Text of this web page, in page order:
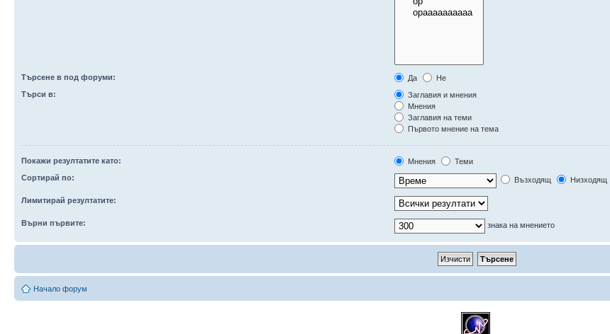
Търсене в под форуми: Да
Не
Търси в:
Заглавия и мнения
Мнения
Заглавия на теми
Първото мнение на тема
Покажи резултатите като: Мнения
Теми
Сортирай по:
Възходящ Низходящ
Лимитирай резултатите:
Върни първите: знака на мнението
Начало форум